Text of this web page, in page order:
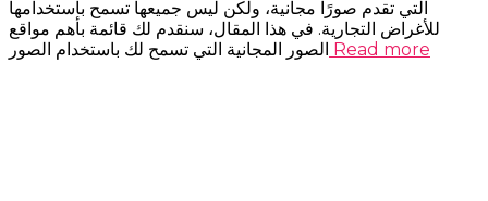
التي تقدم صورًا مجانية، ولكن ليس جميعها تسمح باستخدامها
للأغراض التجارية. في هذا المقال، سنقدم لك قائمة بأهم مواقع
الصور المجانية التي تسمح لك باستخدام الصور Read more